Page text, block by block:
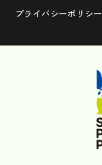
プライバシーポリシー